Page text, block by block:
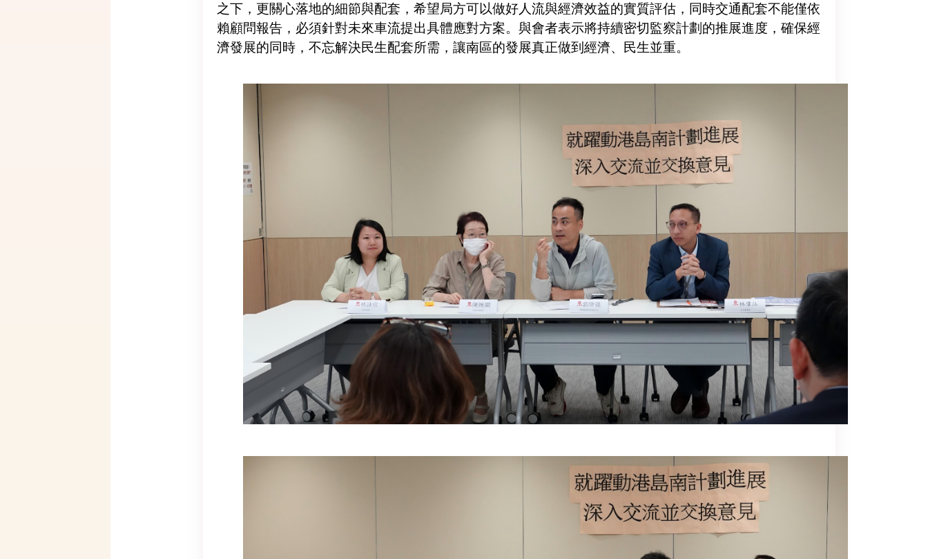
之下，更關心落地的細節與配套，希望局方可以做好人流與經濟效益的實質評估，同時交通配套不能僅依
賴顧問報告，必須針對未來車流提出具體應對方案。與會者表示將持續密切監察計劃的推展進度，確保經
濟發展的同時，不忘解決民生配套所需，讓南區的發展真正做到經濟、民生並重。